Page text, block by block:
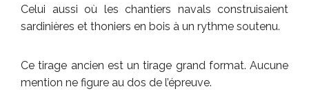
Celui aussi où les chantiers navals construisaient
sardinières et thoniers en bois à un rythme soutenu.
Ce tirage ancien est un tirage grand format. Aucune
mention ne figure au dos de l’épreuve.